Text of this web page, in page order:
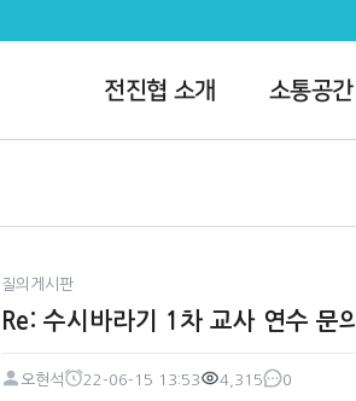
전진협 소개 소통공간
질의게시판
Re: 수시바라기 1차 교사 연수 문의
페이지 정보
오현석
22-06-15 13:53
4,315
0